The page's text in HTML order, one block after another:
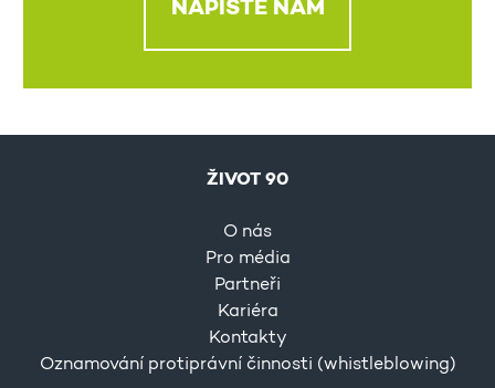
NAPIŠTE NÁM
ŽIVOT 90
O nás
Pro média
Partneři
Kariéra
Kontakty
Oznamování protiprávní činnosti (whistleblowing)